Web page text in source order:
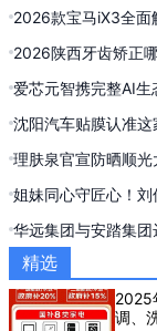
2026款宝马iX3全
实测复盘
2026陕西牙齿矫正
爱芯元智携完整AI生
AI推理新品
沈阳汽车贴膜认准
理肤泉官宣防晒顺
姐妹同心守匠心！
华远集团与安踏集
落地西单
精选
2025
调、